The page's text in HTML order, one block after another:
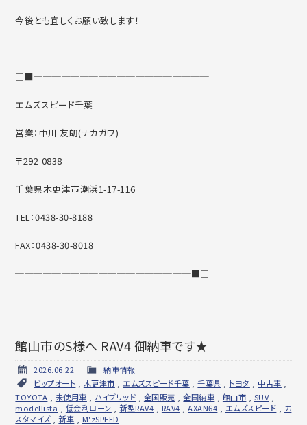
今後とも宜しくお願い致します！
□■━━━━━━━━━━━━━━━━━━━
エムズスピード千葉
営業：中川 友朗(ナカガワ)
〒292-0838
千葉県木更津市潮浜1-17-116
TEL：0438-30-8188
FAX：0438-30-8018
━━━━━━━━━━━━━━━━━━━■□
館山市のS様へ RAV4 御納車です★
2026.06.22
納車情報
ビップオート
木更津市 エムズスピード千葉 ,千葉県 トヨタ 中古車
TOYOTA
未使用車 ハイブリッド 全国販売 ,全国納車 館山市 SUV,
modellista
低金利ローン ,新型RAV4 RAV4 ,AXAN64 エムズスピード
カ
スタマイズ,新車 M'zSPEED